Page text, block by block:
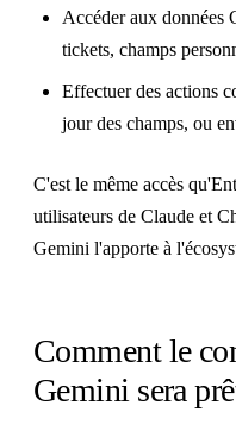
Accéder aux
tickets, champs
Effectuer des actions
jour des champs, ou
C'est le même accès
utilisateurs de Claude et
Gemini l'apporte à
Comment le
Gemini sera